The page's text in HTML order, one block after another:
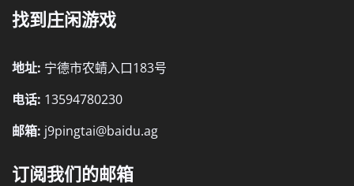
找到庄闲游戏
地址: 宁德市农蜻入口183号
电话: 13594780230
邮箱: j9pingtai@baidu.ag
订阅我们的邮箱